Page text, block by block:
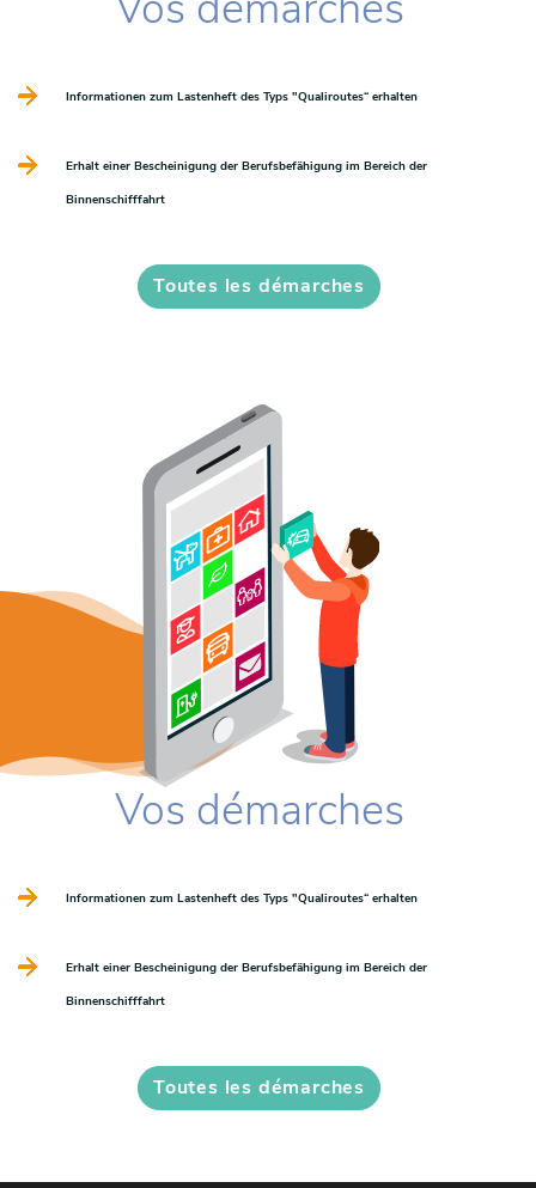
Informationen zum Lastenheft des Typs "Qualiroutes“ erhalten
Erhalt einer Bescheinigung der Berufsbefähigung im Bereich der
Binnenschifffahrt
Toutes les démarches
Vos démarches
Informationen zum Lastenheft des Typs "Qualiroutes“ erhalten
Erhalt einer Bescheinigung der Berufsbefähigung im Bereich der
Binnenschifffahrt
Toutes les démarches